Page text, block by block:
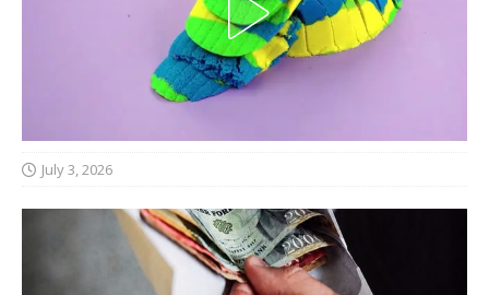
July 3, 2026